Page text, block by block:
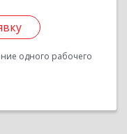
одного рабочего